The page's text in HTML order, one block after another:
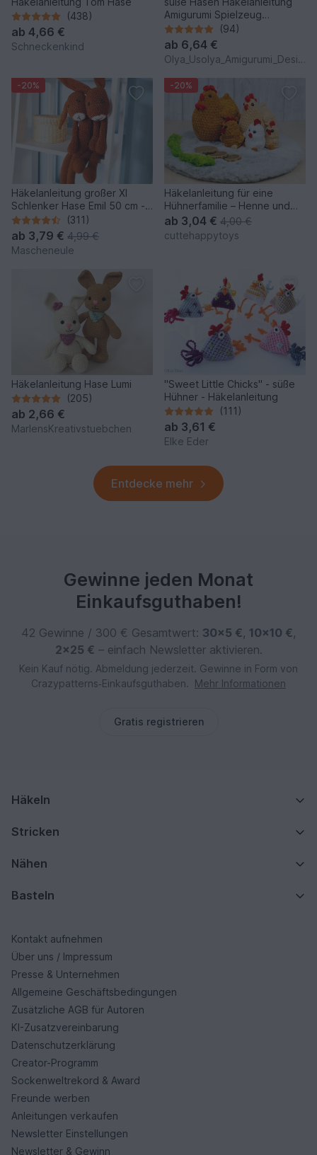
(438)
ab 4,66 €
Schneckenkind
Amigurumi Spielzeug
(Kaninchen) (94)
ab 6,64 €
Olya_Usolya_Amigurumi_Designer
-20%
Häkelanleitung großer Xl
Schlenker Hase Emil 50 cm -
Schlenkertier(311)
ab 3,79 € 4,99 €
Mascheneule
-20%
Häkelanleitung für eine
Hühnerfamilie – Henne und
Küken aus Chenillegarn
ab 3,04 € 4,00 €
cuttehappytoys
Häkelanleitung Hase Lumi
(205)
ab 2,66 €
MarlensKreativstuebchen
"Sweet Little Chicks" - süße
Hühner - Häkelanleitung
(111)
ab 3,61 €
Elke Eder
Entdecke mehr
Gewinne jeden Monat
Einkaufsguthaben!
42 Gewinne / 300 € Gesamtwert: 30×5 €, 10×10 €,
2×25 € – einfach Newsletter aktivieren.
Kein Kauf nötig. Abmeldung jederzeit. Gewinne in Form von
Crazypatterns‑Einkaufsguthaben.
Mehr Informationen
Gratis registrieren
Häkeln
Stricken
Nähen
Basteln
Kontakt aufnehmen
Über uns / Impressum
Presse & Unternehmen
Allgemeine Geschäftsbedingungen
Zusätzliche AGB für Autoren
KI-Zusatzvereinbarung
Datenschutzerklärung
Creator-Programm
Sockenweltrekord & Award
Freunde werben
Anleitungen verkaufen
Newsletter Einstellungen
Newsletter & Gewinn